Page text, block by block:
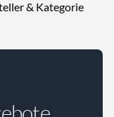
& Kategorie